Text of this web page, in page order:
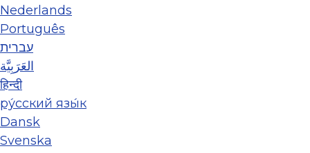
Nederlands
Português
עברית
العَرَبِيَّة
हिन्दी
ру́сский язы́к
Dansk
Svenska